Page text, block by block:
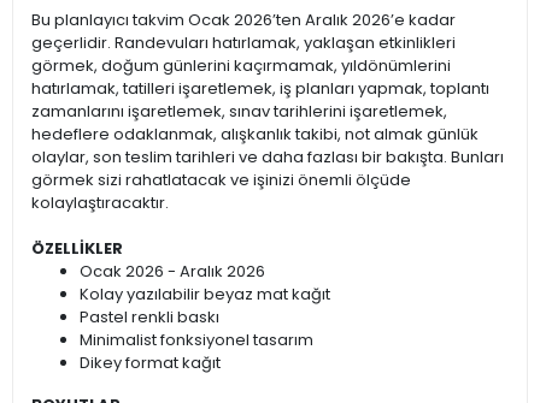
Bu planlayıcı takvim Ocak 2026’ten Aralık 2026’e kadar
geçerlidir. Randevuları hatırlamak, yaklaşan etkinlikleri
görmek, doğum günlerini kaçırmamak, yıldönümlerini
hatırlamak, tatilleri işaretlemek, iş planları yapmak, toplantı
zamanlarını işaretlemek, sınav tarihlerini işaretlemek,
hedeflere odaklanmak, alışkanlık takibi, not almak günlük
olaylar, son teslim tarihleri ve daha fazlası bir bakışta. Bunları
görmek sizi rahatlatacak ve işinizi önemli ölçüde
kolaylaştıracaktır.
ÖZELLİKLER
Ocak 2026 - Aralık 2026
Kolay yazılabilir beyaz mat kağıt
Pastel renkli baskı
Minimalist fonksiyonel tasarım
Dikey format kağıt